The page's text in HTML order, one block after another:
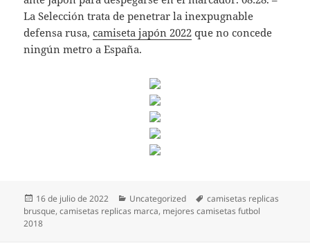
La Selección trata de penetrar la inexpugnable
defensa rusa,camiseta japón 2022 que no concede
ningún metro a España.
Publicado
el
16 de julio de 2022 Categorías
Uncategorized Etiquetas
camisetas replicas
brusque,camisetas replicas marca, mejores camisetas futbol
2018